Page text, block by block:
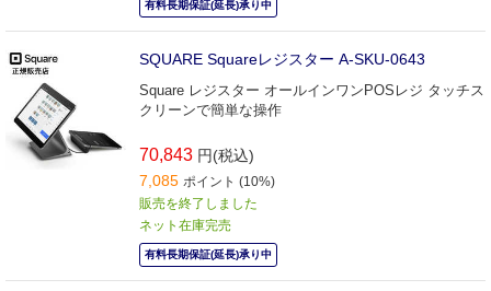
有料長期保証(延長)承り中
SQUARE Squareレジスター A-SKU-0643
Square レジスター オールインワンPOSレジ タッチス
クリーンで簡単な操作
70,843 円(税込)
7,085 ポイント (10%)
販売を終了しました
ネット在庫完売
有料長期保証(延長)承り中